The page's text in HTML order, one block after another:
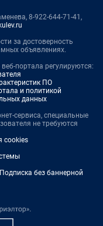
8-922-644-71-41,
за достоверность
объявлениях.
портала регулируются:
ПО
и политикой
данных
сервиса, специальные
не требуются
cookies
без баннерной